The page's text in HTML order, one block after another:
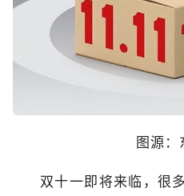
图源：
双十一即将来临，很